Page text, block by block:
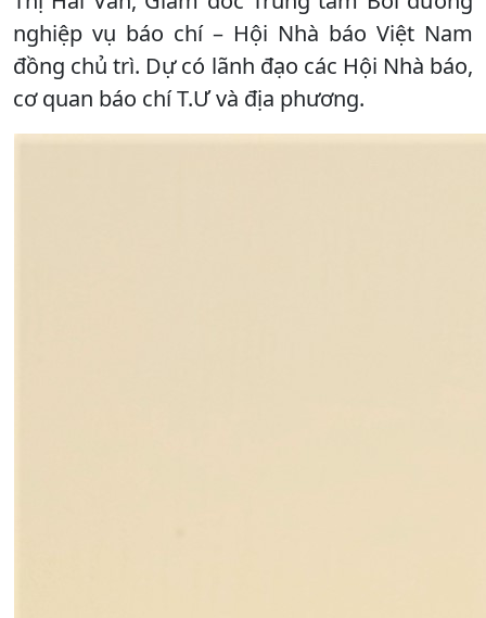
nghiệp vụ báo chí – Hội Nhà báo Việt Nam
đồng chủ trì. Dự có lãnh đạo các Hội Nhà báo,
cơ quan báo chí T.Ư và địa phương.